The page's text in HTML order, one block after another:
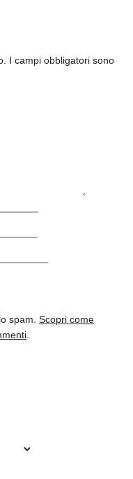
I campi obbligatori sono
spam. Scopri come